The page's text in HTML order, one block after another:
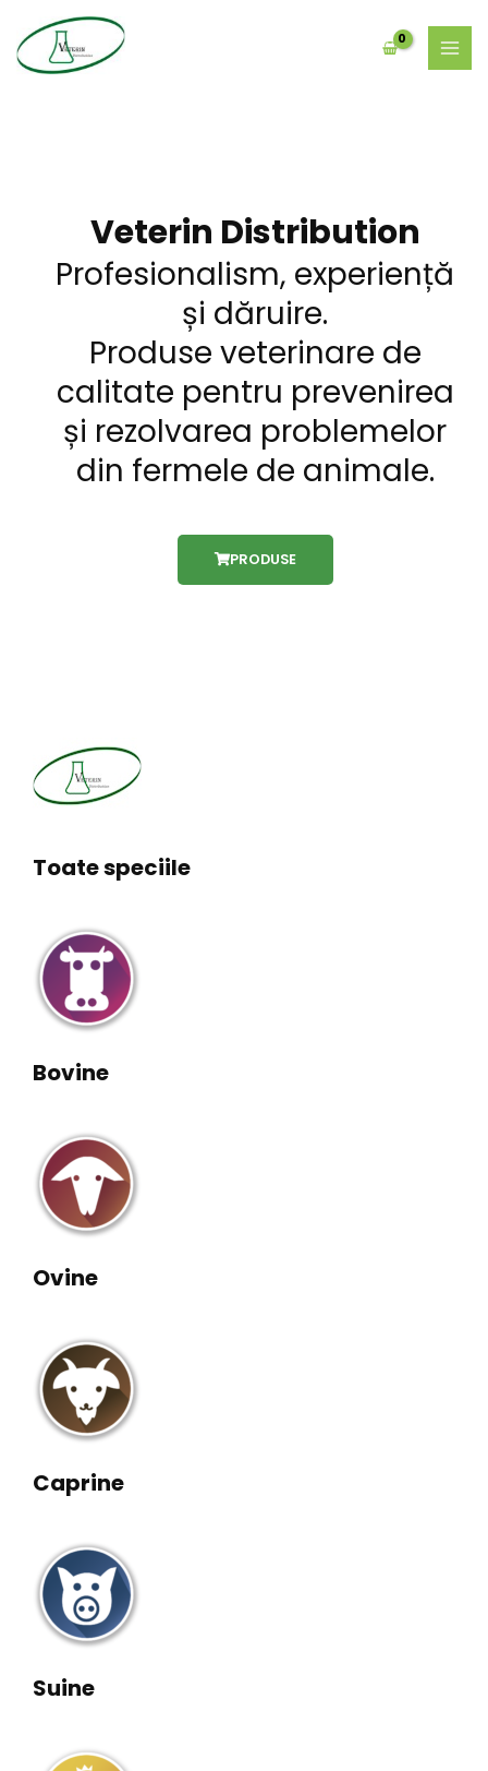
content
Veterin Distribution
Profesionalism, experiență
și dăruire.
Produse veterinare de
calitate pentru prevenirea
și rezolvarea problemelor
din fermele de animale.
PRODUSE
Toate speciile
Bovine
Ovine
Caprine
Suine